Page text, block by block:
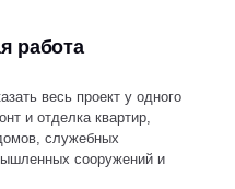
работа
весь проект у одного
и отделка квартир,
служебных
сооружений и